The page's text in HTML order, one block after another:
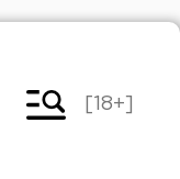
[18+]